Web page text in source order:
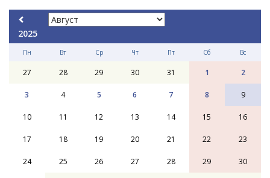
2025
Пн Вт Ср Чт Пт Сб Вс
27 28 29 30 31 1 2
3 4 5 6 7 8 9
10 11 12 13 14 15 16
17 18 19 20 21 22 23
24 25 26 27 28 29 30